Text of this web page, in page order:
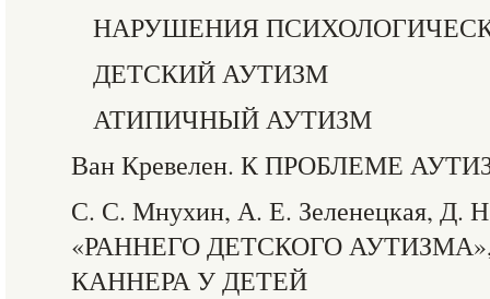
НАРУШЕНИЯ
ДЕТСКИЙ АУТИЗМ
АТИПИЧНЫЙ АУТИЗМ
Ван Кревелен. К ПРОБЛЕМЕ
С. С. Мнухин, А. Е. Зеленецкая,
«РАННЕГО ДЕТСКОГО
КАННЕРА У ДЕТЕЙ